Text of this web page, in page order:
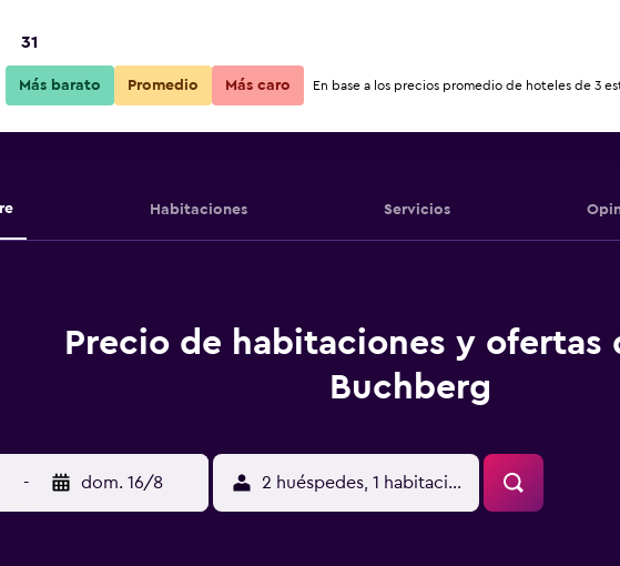
Buchberg
Habitaciones Servicios
Precio de habitaciones y ofertas
Buchberg
- dom. 16/8 2 huéspedes, 1 habitación
31
Más barato Promedio Más caro En base a los precios promedio de hoteles de 3